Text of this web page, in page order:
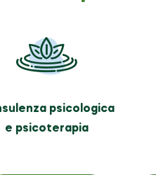
psicologica
e psicoterapia